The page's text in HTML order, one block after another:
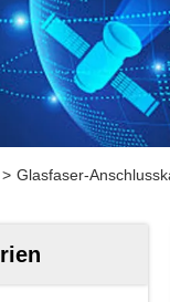
> Glasfaser-